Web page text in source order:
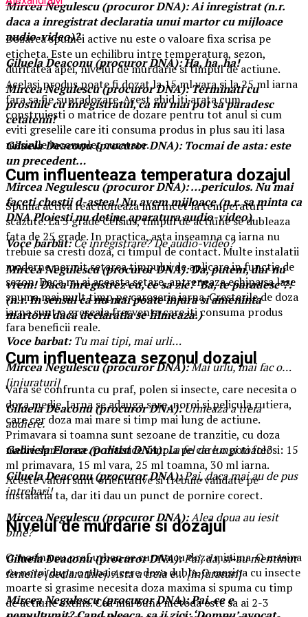
Mircea Negulescu (procuror DNA): Ai inregistrat (n.r.
daca a inregistrat declaratia unui martor cu mijloace
audio-video)?
Giluela Deaconu (procuror DNA): Ha, ha, ha!
Mircea Negulescu (procuror DNA): Terminati cu
prostiile cu inregistratul, ca nu mai pot sa paradesc
cetatenii!
Giluela Deaconu (procuror DNA): Tocmai de asta: este
un precedent…
Mircea Negulescu (procuror DNA): …periculos. Nu mai
faceti chestii d-astea! Nu avem mijloace (n.r. sa minta ca
DNA Ploiesti nu detine aparatura audio-video).
Voce barbat:Ce inregistrare? De audio-video?
Mircea Negulescu (procuror DNA): Da, putem, dar nu
vrem! Daca inregistrez eu, ce sa zic? ‘Ba, te paradesc’?!
(n.r. In sensul ca nu mai poate injura si ameninta
martorii daca declaratia se filmeaza.)
Voce barbat:Tu mai tipi, mai urli…
Mircea Negulescu (procuror DNA):Mai urlu, mai fac o…
[injuraturi]
Giluela Deaconu (procuror DNA):Urmeaza a treia
audiere.
Gabriela Florea (politist DNA):La fel de lungi toate?
Giluela Deaconu (procuror DNA):Pai, daca mai au de pus
intrebari!
Mircea Negulescu (procuror DNA):Alea doua au iesit
bine?
Giluela Deaconu (procuror DNA):Pai, da, si-au mentinut
femeile [declaratiile]. Asta a treia e… [injuraturi]
Mircea Negulescu (procuror DNA): Pai, ce e
Dozarea spumei active nu este o valoare fixa scrisa pe
eticheta. Este un echilibru intre temperatura, sezon,
duritatea apei, nivelul de murdarie si timpul de actiune.
Acelasi produs poate fi dozat la 15 ml vara si la 25 ml iarna
fara sa fie supradozare. Acest ghid iti arata cum
construiesti o matrice de dozare pentru tot anul si cum
eviti greselile care iti consuma produs in plus sau iti lasa
masinile incomplet curatate.
Cum influenteaza temperatura dozajul
Spuma activa reactioneaza mai incet la temperaturi
scazute. La 5 grade Celsius, timpul de actiune se dubleaza
fata de 25 grade. In practica, asta inseamna ca iarna nu
trebuie sa cresti doza, ci timpul de contact. Multe instalatii
moderne permit setarea timpului de aplicare in functie de
sezon. Daca nu ai aceasta setare, antreneaza echipa sa lase
spuma mai mult timp pe caroserie iarna. Cresterile de doza
iarna sunt o greseala frecventa care iti consuma produs
fara beneficii reale.
Cum influenteaza sezonul dozajul
Vara se confrunta cu praf, polen si insecte, care necesita o
doza medie. Iarna se adauga sare, noroi si pelicula rutiera,
care cer doza mai mare si timp mai lung de actiune.
Primavara si toamna sunt sezoane de tranzitie, cu doza
medie spre mare. O matrice simpla pe care o poti folosi: 15
ml primavara, 15 ml vara, 25 ml toamna, 30 ml iarna.
Aceste valori sunt orientative si trebuie validate pe
instalatia ta, dar iti dau un punct de pornire corect.
Nivelul de murdarie si dozajul
O masina cu praf urban se curata cu doza minima. O masina
cu noroi dupa o ploaie cere doza dubla. O masina cu insecte
moarte si grasime necesita doza maxima si spuma cu timp
de actiune extins. Cea mai buna metoda este sa ai 2-3